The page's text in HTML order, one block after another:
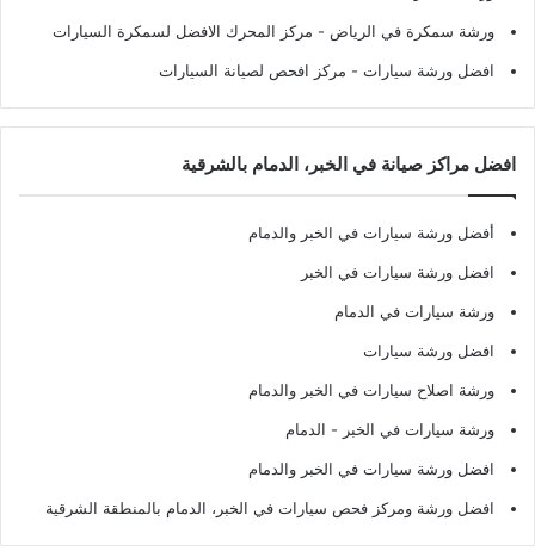
ورشة سمكرة في الرياض - مركز المحرك الافضل لسمكرة السيارات
افضل ورشة سيارات - مركز افحص لصيانة السيارات
افضل مراكز صيانة في الخبر، الدمام بالشرقية
أفضل ورشة سيارات في الخبر والدمام
افضل ورشة سيارات في الخبر
ورشة سيارات في الدمام
افضل ورشة سيارات
ورشة اصلاح سيارات في الخبر والدمام
ورشة سيارات في الخبر - الدمام
افضل ورشة سيارات في الخبر والدمام
افضل ورشة ومركز فحص سيارات في الخبر، الدمام بالمنطقة الشرقية